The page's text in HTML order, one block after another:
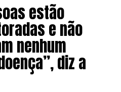
estão
e não
nenhum
diz a